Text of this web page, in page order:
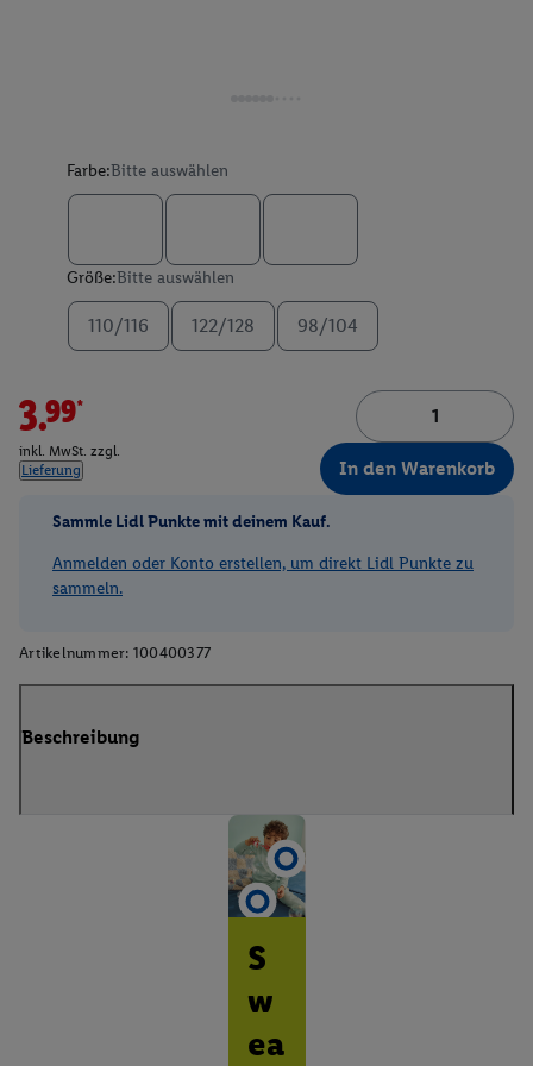
Farbe:Bitte auswählen
Größe:Bitte auswählen
110/116 122/128 98/104
3.99*
inkl. MwSt. zzgl.
Lieferung
In den Warenkorb
Sammle Lidl Punkte mit deinem Kauf.
Anmelden oder Konto erstellen, um direkt Lidl Punkte zu
sammeln.
Artikelnummer: 100400377
Beschreibung
S
w
ea